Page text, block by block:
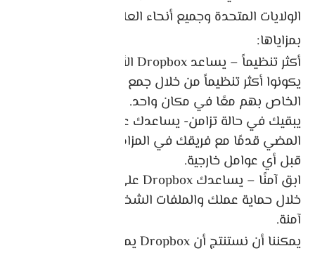
الولايات المتحدة وجميع أنحاء العالم. فيما يلي قائمة
بمزاياها:
أكثر تنظيماً – يساعد Dropbox الأشخاص على أن
يكونوا أكثر تنظيماً من خلال جمع المحتوى المتناثر
الخاص بهم معًا في مكان واحد.
يبقيك في حالة تزامن- يساعدك على الاستمرار في
المضي قدمًا مع فريقك في المزامنة دون مقاطعة من
قبل أي عوامل خارجية.
ابق آمنًا – يساعدك Dropbox على البقاء آمنًا من
خلال حماية عملك والملفات الشخصية والحفاظ عليها
آمنة.
يمكننا أن نستنتج أن Dropbox يمكن أن يكون وسيلة